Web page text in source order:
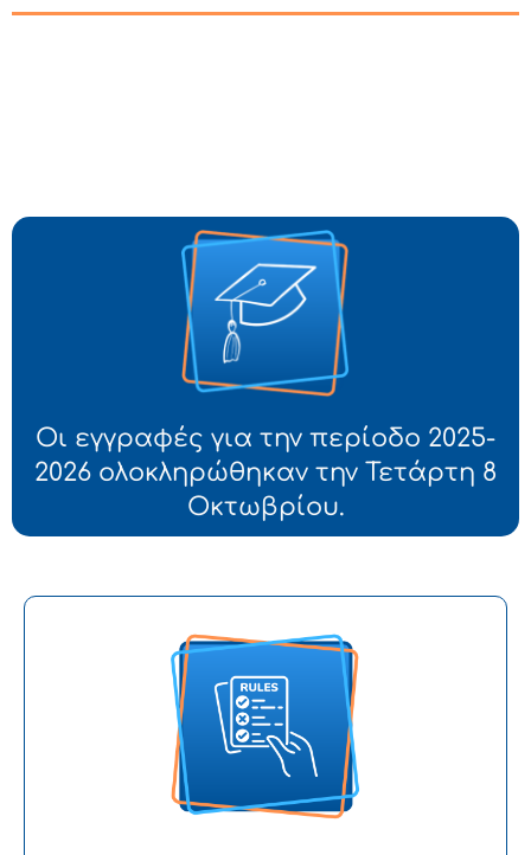
Οι εγγραφές για την περίοδο 2025-
2026 ολοκληρώθηκαν την Τετάρτη 8
Οκτωβρίου.